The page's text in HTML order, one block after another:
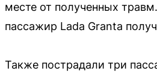
месте от полученных
пассажир Lada Granta
Также пострадали три